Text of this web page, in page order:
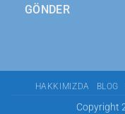
GÖNDER
HAKKIMIZDA BLOG
Copyright